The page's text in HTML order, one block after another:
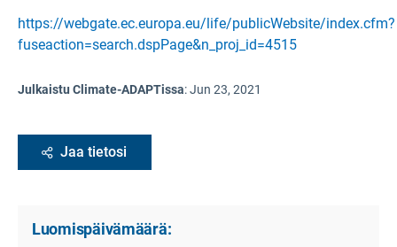
https://webgate.ec.europa.eu/life/publicWebsite/index.cfm?
fuseaction=search.dspPage&n_proj_id=4515
Julkaistu Climate-ADAPTissa:Jun 23, 2021
Jaa tietosi
Luomispäivämäärä: